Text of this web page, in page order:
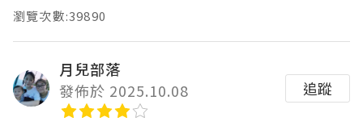
瀏覽次數:39890
月兒部落
發佈於 2025.10.08
追蹤